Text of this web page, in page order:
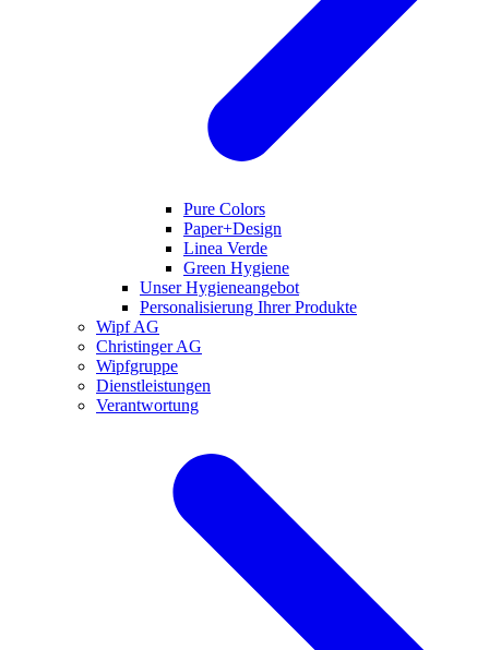
Pure Colors
Paper+Design
Linea Verde
Green Hygiene
Unser Hygieneangebot
Personalisierung Ihrer Produkte
Wipf AG
Christinger AG
Wipfgruppe
Dienstleistungen
Verantwortung